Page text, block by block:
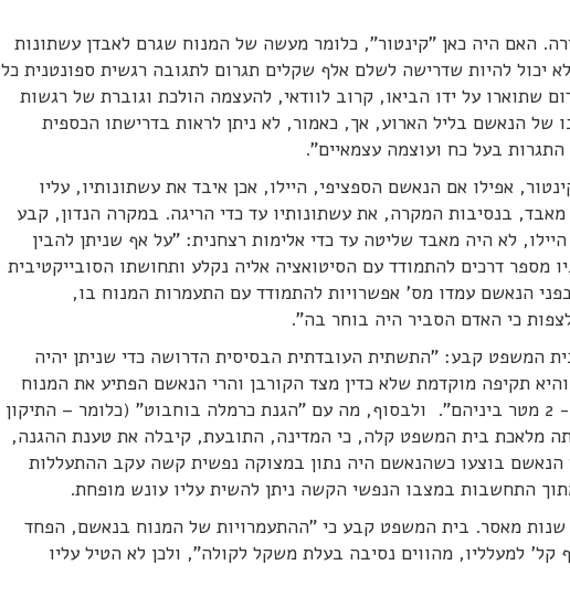
האם היה כאן "קינטור", כלומר מעשה של המנוח שגרם לאבדן עשתונות
להיות שדרישה לשלם אלף שקלים תגרום לתגובה רגשית ספונטנית כל
שתוארו על ידו הביאו, קרוב לוודאי, להעצמה הולכת וגוברת של רגשות
הנאשם בליל הארוע, אך, כאמור, לא ניתן לראות בדרישתו הכספית
בעל כח ועוצמה עצמאיים".
אפילו אם הנאשם הספציפי, היילו, אכן איבד את עשתונותיו, עליו
בנסיבות המקרה, את עשתונותיו עד כדי הריגה. במקרה הנדון, קבע
לא היה מאבד שליטה עד כדי אלימות רצחנית: "על אף שניתן להבין
דרכים להתמודד עם הסיטואציה אליה נקלע ותחושתו הסובייקטיבית
הנאשם עמדו מס' אפשרויות להתמודד עם התעמרות המנוח בו,
כי האדם הסביר היה בוחר בה".
המשפט קבע: "התשתית העובדתית הבסיסית הדרושה כדי שניתן יהיה
תקיפה מוקדמת שלא כדין מצד הקורבן והרי הנאשם הפתיע את המנוח
וחנק אותו, כשזה היה עם גבו אליו במרחק של כ- 2 מטר ביניהם". ולבסוף, מה עם "הגנת כרמלה בוחבוט" (כלומר – התיקון
כאן היתה מלאכת בית המשפט קלה, כי המדינה, התובעת, קיבלה את טענת ההגנה,
בוצעו כשהנאשם היה נתון במצוקה נפשית קשה עקב ההתעללות
התחשבות במצבו הנפשי הקשה ניתן להשית עליו עונש מופחת.
שנות מאסר. בית המשפט קבע כי "ההתעמרויות של המנוח בנאשם, הפחד
למעלליו, מהווים נסיבה בעלת משקל לקולה", ולכן לא הטיל עליו